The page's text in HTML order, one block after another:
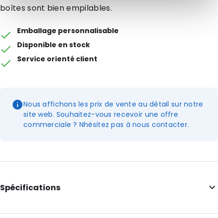
boîtes sont bien empilables.
Emballage personnalisable
Disponible en stock
Service orienté client
Nous affichons les prix de vente au détail sur notre
site web. Souhaitez-vous recevoir une offre
commerciale ? Nhésitez pas à nous contacter.
Spécifications
Longueur extérieure: 365